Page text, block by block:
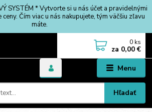
SYSTÉM * Vytvorte si u nás účet a pravidelnými
Čím viac u nás nakupujete, tým väčšiu zľavu
máte.
Menu
Hľadať
0 ks
za 0,00 €